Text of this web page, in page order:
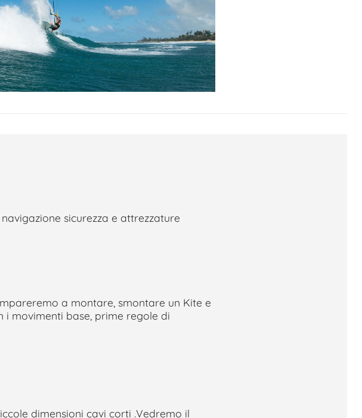
sicurezza e attrezzature
Impareremo a montare, smontare un Kite e
i movimenti base, prime regole di
dimensioni cavi corti .Vedremo il